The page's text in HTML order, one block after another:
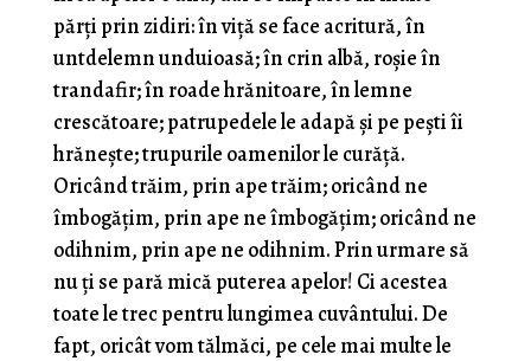
părţi prin zidiri: în viţă se face acritură, în
untdelemn unduioasă; în crin albă, roşie în
trandafir; în roade hrănitoare, în lemne
crescătoare; patrupedele le adapă şi pe peşti îi
hrăneşte; trupurile oamenilor le curăţă.
Oricând trăim, prin ape trăim; oricând ne
îmbogăţim, prin ape ne îmbogăţim; oricând ne
odihnim, prin ape ne odihnim. Prin urmare să
nu ţi se pară mică puterea apelor! Ci acestea
toate le trec pentru lungimea cuvântului. De
fapt, oricât vom tălmăci, pe cele mai multe le